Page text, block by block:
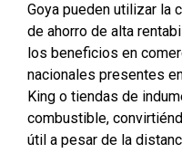
Goya pueden utilizar la
de ahorro de alta
los beneficios en
nacionales presentes
King o tiendas de
combustible,
útil a pesar de la